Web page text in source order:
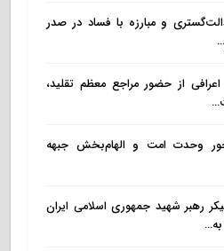
و مبارزه با فساد در صدر
اعرافی از حضور مراجع معظم تقلید،
وحدت امت و الهام‌بخش جبهه
رهبر شهید جمهوری اسلامی ایران